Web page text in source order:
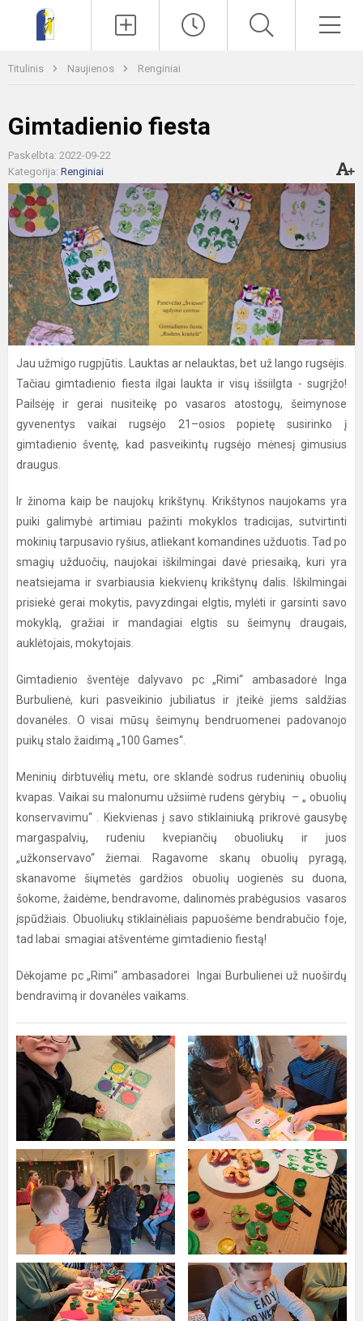
Titulinis Naujienos Renginiai
Gimtadienio fiesta
Paskelbta: 2022-09-22
Kategorija: Renginiai
Jau užmigo rugpjūtis. Lauktas ar nelauktas, bet už lango rugsėjis.
Tačiau gimtadienio fiesta ilgai laukta ir visų išsiilgta - sugrįžo!
Pailsėję ir gerai nusiteikę po vasaros atostogų, šeimynose
gyvenentys vaikai rugsėjo 21–osios popietę susirinko į
gimtadienio šventę, kad pasveikintų rugsėjo mėnesį gimusius
draugus.
Ir žinoma kaip be naujokų krikštynų. Krikštynos naujokams yra
puiki galimybė artimiau pažinti mokyklos tradicijas, sutvirtinti
mokinių tarpusavio ryšius, atliekant komandines užduotis. Tad po
smagių užduočių, naujokai iškilmingai davė priesaiką, kuri yra
neatsiejama ir svarbiausia kiekvienų krikštynų dalis. Iškilmingai
prisiekė gerai mokytis, pavyzdingai elgtis, mylėti ir garsinti savo
mokyklą, gražiai ir mandagiai elgtis su šeimynų draugais,
auklėtojais, mokytojais.
Gimtadienio šventėje dalyvavo pc „Rimi“ ambasadorė Inga
Burbulienė, kuri pasveikinio jubiliatus ir įteikė jiems saldžias
dovanėles. O visai mūsų šeimynų bendruomenei padovanojo
puikų stalo žaidimą „100 Games“.
Meninių dirbtuvėlių metu, ore sklandė sodrus rudeninių obuolių
kvapas. Vaikai su malonumu užsiimė rudens gėrybių – „ obuolių
konservavimu“ . Kiekvienas į savo stiklainiuką prikrovė gausybę
margaspalvių, rudeniu kvepiančių obuoliukų ir juos
„užkonservavo“ žiemai. Ragavome skanų obuolių pyragą,
skanavome šiųmetės gardžios obuolių uogienės su duona,
šokome, žaidėme, bendravome, dalinomės prabėgusios vasaros
įspūdžiais. Obuoliukų stiklainėliais papuošėme bendrabučio foje,
tad labai smagiai atšventėme gimtadienio fiestą!
Dėkojame pc „Rimi“ ambasadorei Ingai Burbulienei už nuoširdų
bendravimą ir dovanėles vaikams.